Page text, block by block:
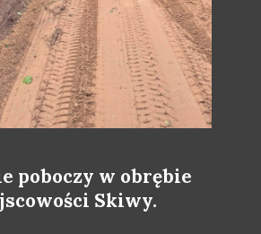
poboczy w obrębie
Skiwy.